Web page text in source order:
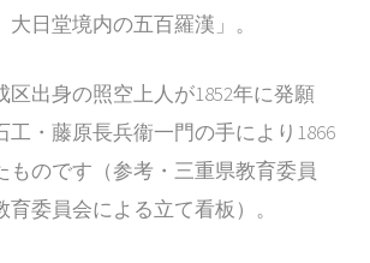
日堂境内の五百羅漢」。
区出身の照空上人が1852年に発願
工・藤原長兵衞一門の手により1866
ものです（参考・三重県教育委員
委員会による立て看板）。